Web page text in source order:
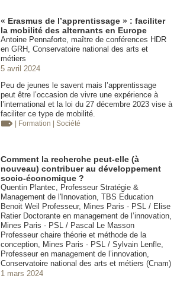
« Erasmus de l’apprentissage » : faciliter
la mobilité des alternants en Europe
Antoine Pennaforte, maître de conférences HDR
en GRH, Conservatoire national des arts et
métiers
5 avril 2024
Peu de jeunes le savent mais l’apprentissage
peut être l’occasion de vivre une expérience à
l’international et la loi du 27 décembre 2023 vise à
faciliter ce type de mobilité.
| Formation | Société
Comment la recherche peut-elle (à
nouveau) contribuer au développement
socio-économique ?
Quentin Plantec, Professeur Stratégie &
Management de l'Innovation, TBS Education
Benoit Weil Professeur, Mines Paris - PSL / Elise
Ratier Doctorante en management de l’innovation,
Mines Paris - PSL / Pascal Le Masson
Professeur chaire théorie et méthode de la
conception, Mines Paris - PSL / Sylvain Lenfle,
Professeur en management de l’innovation,
Conservatoire national des arts et métiers (Cnam)
1 mars 2024